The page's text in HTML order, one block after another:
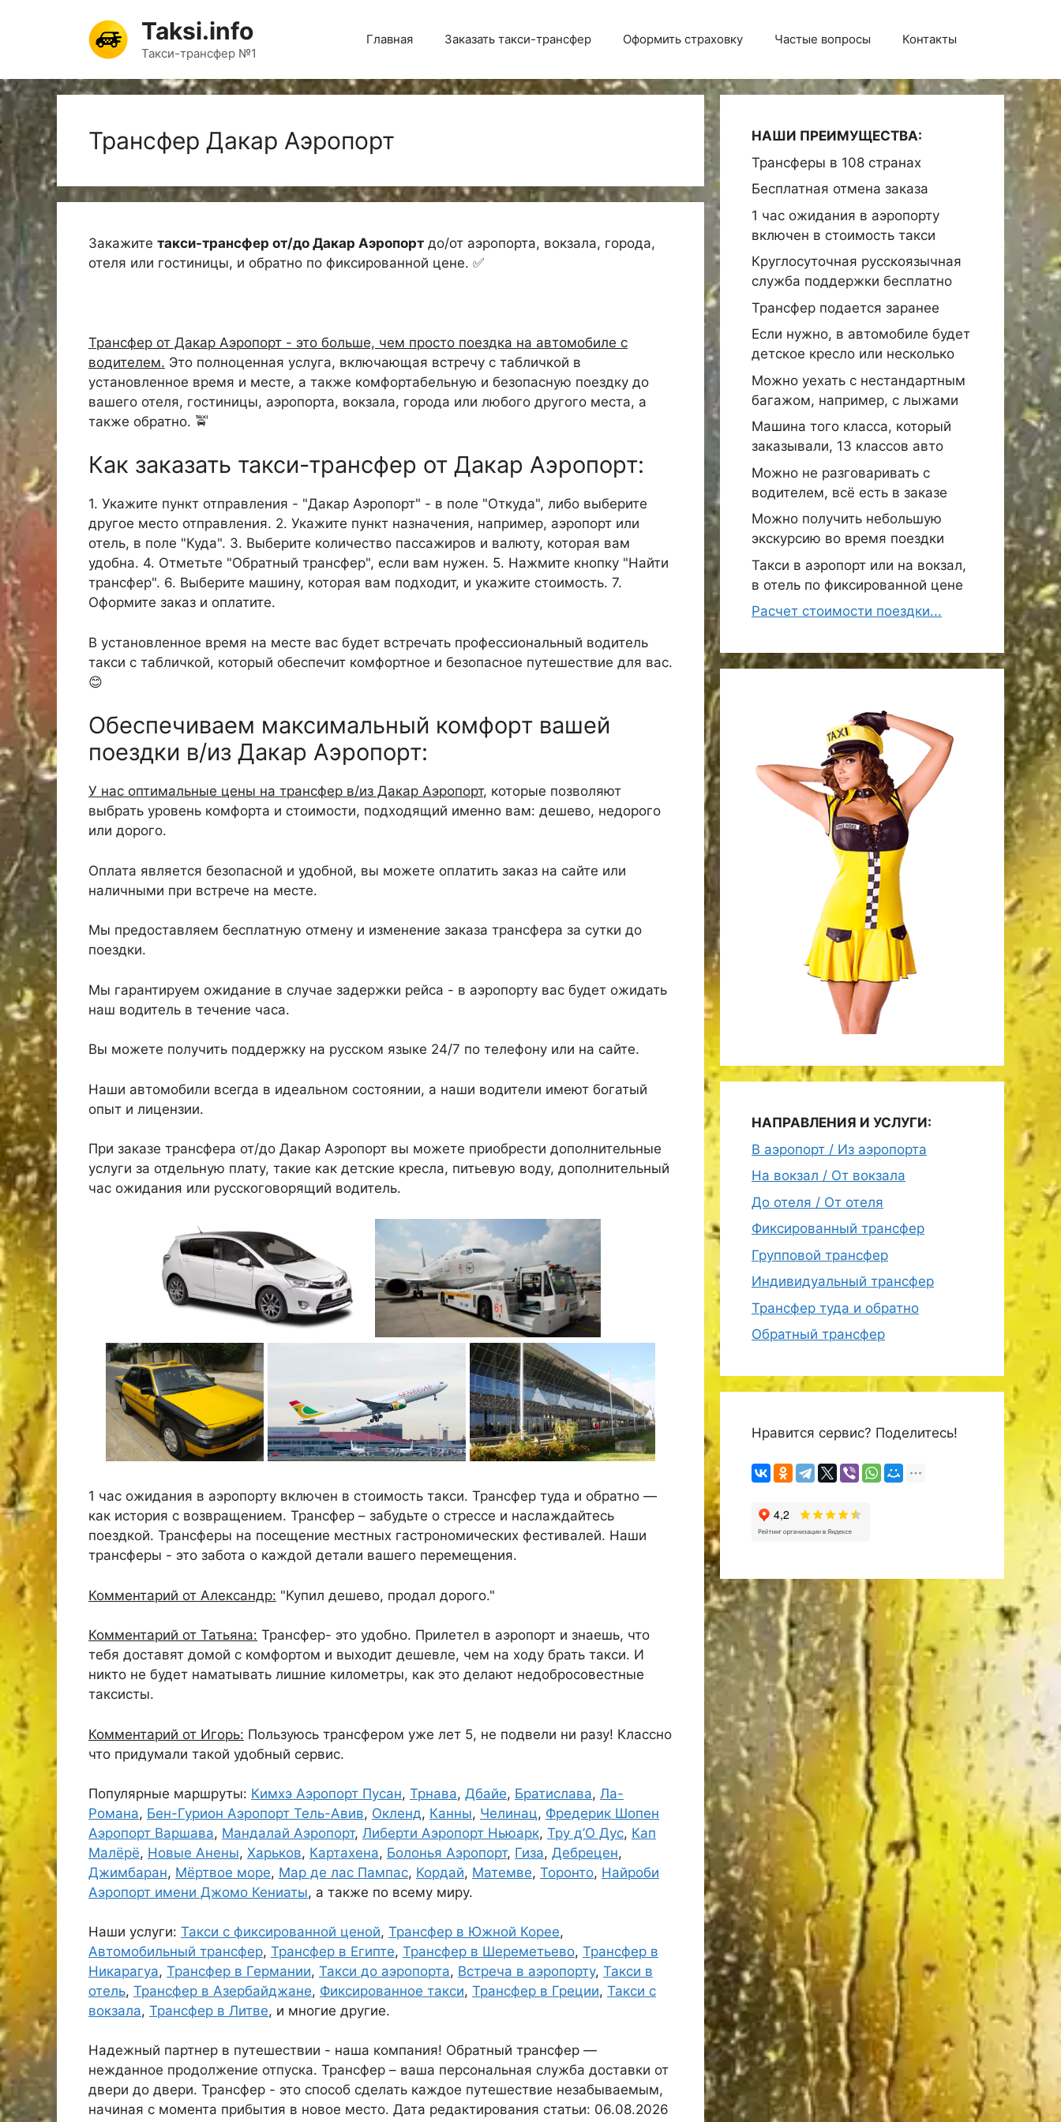
содержимому
Taksi.info
Такси-трансфер №1
Главная Заказать такси-трансфер Оформить страховку Частые вопросы Контакты
Трансфер Дакар Аэропорт
Закажите такси-трансфер от/до Дакар Аэропорт до/от аэропорта, вокзала, города,
отеля или гостиницы, и обратно по фиксированной цене. ✅
Трансфер от Дакар Аэропорт - это больше, чем просто поездка на автомобиле с
водителем. Это полноценная услуга, включающая встречу с табличкой в
установленное время и месте, а также комфортабельную и безопасную поездку до
вашего отеля, гостиницы, аэропорта, вокзала, города или любого другого места, а
также обратно. 🚖
Как заказать такси-трансфер от Дакар Аэропорт:
1. Укажите пункт отправления - "Дакар Аэропорт" - в поле "Откуда", либо выберите
другое место отправления. 2. Укажите пункт назначения, например, аэропорт или
отель, в поле "Куда". 3. Выберите количество пассажиров и валюту, которая вам
удобна. 4. Отметьте "Обратный трансфер", если вам нужен. 5. Нажмите кнопку "Найти
трансфер". 6. Выберите машину, которая вам подходит, и укажите стоимость. 7.
Оформите заказ и оплатите.
В установленное время на месте вас будет встречать профессиональный водитель
такси с табличкой, который обеспечит комфортное и безопасное путешествие для вас.
😊
Обеспечиваем максимальный комфорт вашей
поездки в/из Дакар Аэропорт:
У нас оптимальные цены на трансфер в/из Дакар Аэропорт, которые позволяют
выбрать уровень комфорта и стоимости, подходящий именно вам: дешево, недорого
или дорого.
Оплата является безопасной и удобной, вы можете оплатить заказ на сайте или
наличными при встрече на месте.
Мы предоставляем бесплатную отмену и изменение заказа трансфера за сутки до
поездки.
Мы гарантируем ожидание в случае задержки рейса - в аэропорту вас будет ожидать
наш водитель в течение часа.
Вы можете получить поддержку на русском языке 24/7 по телефону или на сайте.
Наши автомобили всегда в идеальном состоянии, а наши водители имеют богатый
опыт и лицензии.
При заказе трансфера от/до Дакар Аэропорт вы можете приобрести дополнительные
услуги за отдельную плату, такие как детские кресла, питьевую воду, дополнительный
час ожидания или русскоговорящий водитель.
1 час ожидания в аэропорту включен в стоимость такси. Трансфер туда и обратно —
как история с возвращением. Трансфер – забудьте о стрессе и наслаждайтесь
поездкой. Трансферы на посещение местных гастрономических фестивалей. Наши
трансферы - это забота о каждой детали вашего перемещения.
Комментарий от Александр: "Купил дешево, продал дорого."
Комментарий от Татьяна: Трансфер- это удобно. Прилетел в аэропорт и знаешь, что
тебя доставят домой с комфортом и выходит дешевле, чем на ходу брать такси. И
никто не будет наматывать лишние километры, как это делают недобросовестные
таксисты.
Комментарий от Игорь: Пользуюсь трансфером уже лет 5, не подвели ни разу! Классно
что придумали такой удобный сервис.
Популярные маршруты: Кимхэ Аэропорт Пусан, Трнава, Дбайе, Братислава, Ла-
Романа, Бен-Гурион Аэропорт Тель-Авив, Окленд, Канны, Челинац, Фредерик Шопен
Аэропорт Варшава, Мандалай Аэропорт, Либерти Аэропорт Ньюарк, Тру д’О Дус, Кап
Малёрё, Новые Анены, Харьков, Картахена, Болонья Аэропорт, Гиза, Дебрецен,
Джимбаран, Мёртвое море, Мар де лас Пампас, Кордай, Матемве, Торонто, Найроби
Аэропорт имени Джомо Кениаты, а также по всему миру.
Наши услуги: Такси с фиксированной ценой, Трансфер в Южной Корее,
Автомобильный трансфер, Трансфер в Египте, Трансфер в Шереметьево, Трансфер в
Никарагуа, Трансфер в Германии, Такси до аэропорта, Встреча в аэропорту, Такси в
отель, Трансфер в Азербайджане, Фиксированное такси, Трансфер в Греции, Такси с
вокзала, Трансфер в Литве, и многие другие.
Надежный партнер в путешествии - наша компания! Обратный трансфер —
нежданное продолжение отпуска. Трансфер – ваша персональная служба доставки от
двери до двери. Трансфер - это способ сделать каждое путешествие незабываемым,
начиная с момента прибытия в новое место. Дата редактирования статьи: 06.08.2026
НАШИ ПРЕИМУЩЕСТВА:
Трансферы в 108 странах
Бесплатная отмена заказа
1 час ожидания в аэропорту
включен в стоимость такси
Круглосуточная русскоязычная
служба поддержки бесплатно
Трансфер подается заранее
Если нужно, в автомобиле будет
детское кресло или несколько
Можно уехать с нестандартным
багажом, например, с лыжами
Машина того класса, который
заказывали, 13 классов авто
Можно не разговаривать с
водителем, всё есть в заказе
Можно получить небольшую
экскурсию во время поездки
Такси в аэропорт или на вокзал,
в отель по фиксированной цене
Расчет стоимости поездки...
НАПРАВЛЕНИЯ И УСЛУГИ:
В аэропорт / Из аэропорта
На вокзал / От вокзала
До отеля / От отеля
Фиксированный трансфер
Групповой трансфер
Индивидуальный трансфер
Трансфер туда и обратно
Обратный трансфер
Нравится сервис? Поделитесь!